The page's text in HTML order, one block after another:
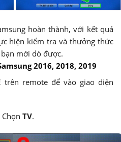
hoàn thành, với kết quả
hiện kiểm tra và thưởng thức
mới dò được.
2016, 2018, 2019
trên remote để vào giao diện
Chọn TV.